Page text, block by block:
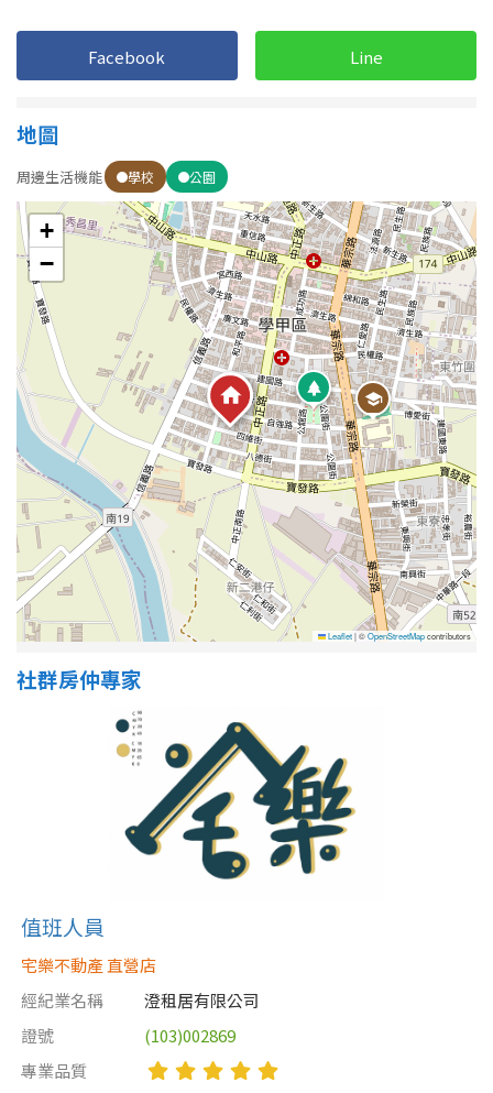
花蓮縣
金門連江
不拘
地下室
1樓 2樓
5~10樓 11~20樓
21樓以上
~ 樓
格局
不拘
1房
2房 3房
4房 5房以上
屋齡
不拘
5-10 年 10-20 年
30-40 年
40 年以上
售價
Facebook Line
地圖
周邊生活機能 學校 公園
+
−
Leaflet|©OpenStreetMapcontributors
社群房仲專家
值班人員
宅樂不動產 直營店
經紀業名稱
澄租居有限公司
證號
(103)002869
專業品質